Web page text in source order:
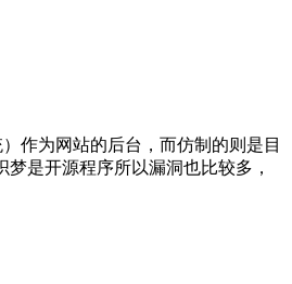
作为网站的后台，而仿制的则是目
是开源程序所以漏洞也比较多，